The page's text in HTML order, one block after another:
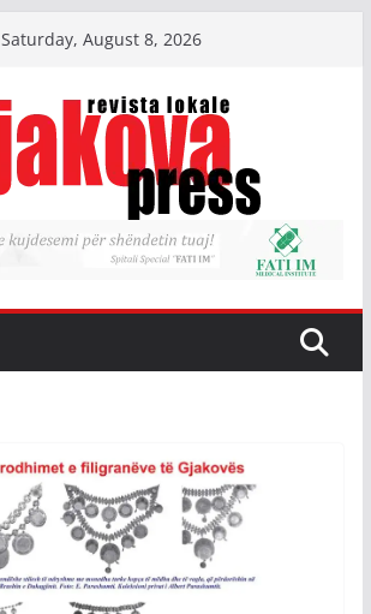
Saturday, August 8, 2026